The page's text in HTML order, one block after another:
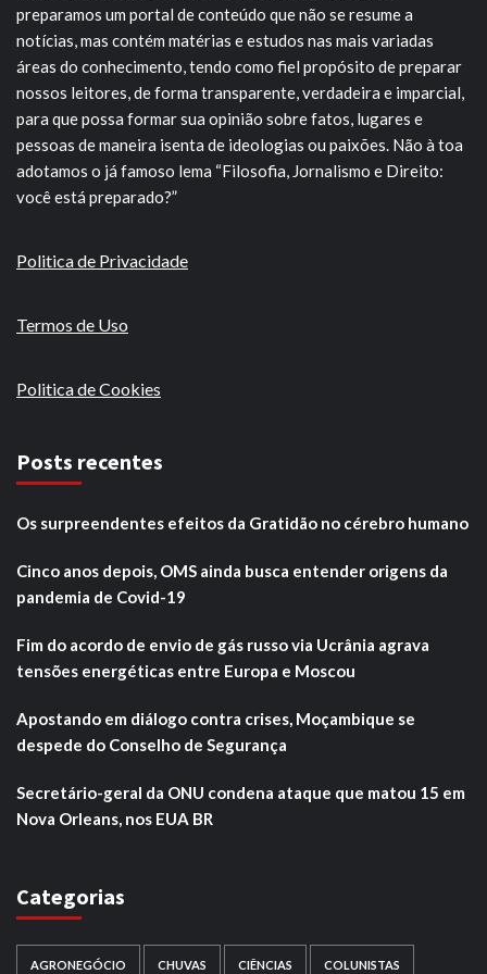
preparamos um portal de conteúdo que não se resume a
notícias, mas contém matérias e estudos nas mais variadas
áreas do conhecimento, tendo como fiel propósito de preparar
nossos leitores, de forma transparente, verdadeira e imparcial,
para que possa formar sua opinião sobre fatos, lugares e
pessoas de maneira isenta de ideologias ou paixões. Não à toa
adotamos o já famoso lema “Filosofia, Jornalismo e Direito:
você está preparado?”
Politica de Privacidade
Termos de Uso
Politica de Cookies
Posts recentes
Os surpreendentes efeitos da Gratidão no cérebro humano
Cinco anos depois, OMS ainda busca entender origens da
pandemia de Covid-19
Fim do acordo de envio de gás russo via Ucrânia agrava
tensões energéticas entre Europa e Moscou
Apostando em diálogo contra crises, Moçambique se
despede do Conselho de Segurança
Secretário-geral da ONU condena ataque que matou 15 em
Nova Orleans, nos EUA BR
Categorias
AGRONEGÓCIO CHUVAS CIÊNCIAS COLUNISTAS